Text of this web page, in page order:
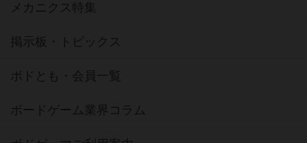
メカニクス特集
掲示板・トピックス
ボドとも・会員一覧
ボードゲーム業界コラム